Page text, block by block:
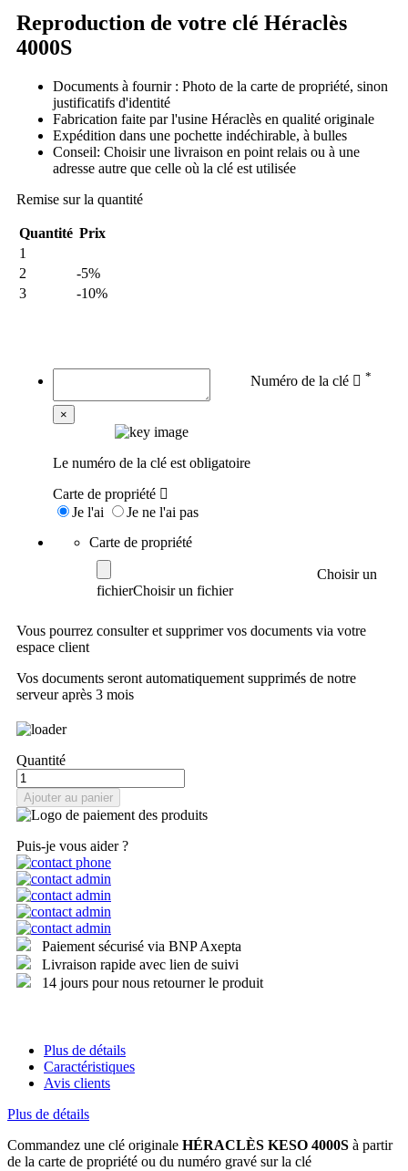
Reproduction de votre clé Héraclès
4000S
Documents à fournir : Photo de la carte de propriété, sinon
justificatifs d'identité
Fabrication faite par l'usine Héraclès en qualité originale
Expédition dans une pochette indéchirable, à bulles
Conseil: Choisir une livraison en point relais ou à une
adresse autre que celle où la clé est utilisée
Remise sur la quantité
Quantité Prix
1
2
-5%
3
-10%
Numéro de la clé *
×
Le numéro de la clé est obligatoire
Carte de propriété
Je l'ai
Je ne l'ai pas
Carte de propriété
Choisir un
fichier
Vous pourrez consulter et supprimer vos documents via votre
espace client
Vos documents seront automatiquement supprimés de notre
serveur après 3 mois
Quantité
Ajouter au panier
Puis-je vous aider ?
Paiement sécurisé via BNP Axepta
Livraison rapide avec lien de suivi
14 jours pour nous retourner le produit
Plus de détails
Caractéristiques
Avis clients
Plus de détails
Commandez une clé originale HÉRACLÈS KESO 4000S à partir
de la carte de propriété ou du numéro gravé sur la clé